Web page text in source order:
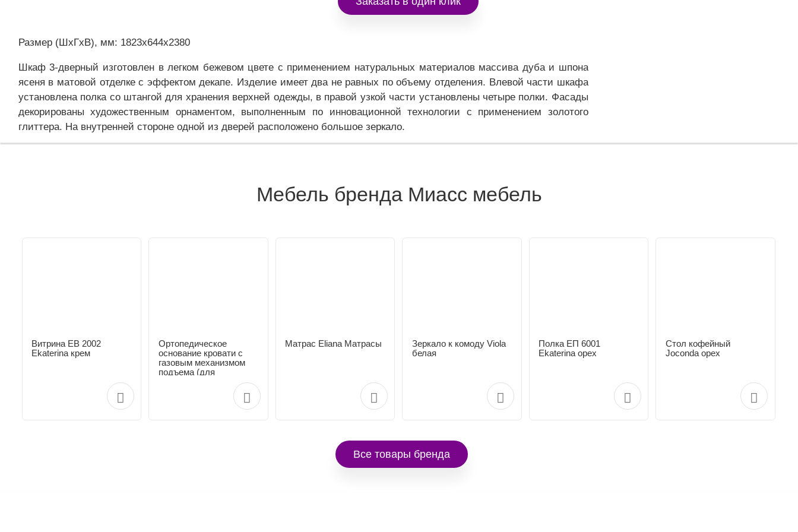
Размер (ШxГxВ), мм: 1823x644x2380
Шкаф 3-дверный изготовлен в легком бежевом цвете с применением натуральных материалов массива дуба и шпона
ясеня в матовой отделке с эффектом декапе. Изделие имеет два не равных по объему отделения. Влевой части шкафа
установлена полка со штангой для хранения верхней одежды, в правой узкой части установлены четыре полки. Фасады
декорированы художественным орнаментом, выполненным по инновационной технологии с применением золотого
глиттера. На внутренней стороне одной из дверей расположено большое зеркало.
Мебель бренда Миасс мебель
Витрина ЕВ 2002
Ekaterina крем
Ортопедическое
основание кровати с
газовым механизмом
подъема (для
комплектации кроватей
Матрас Eliana Матрасы
Зеркало к комоду Viola
белая
Полка ЕП 6001
Ekaterina орех
Стол кофейный
Joconda орех
Все товары бренда